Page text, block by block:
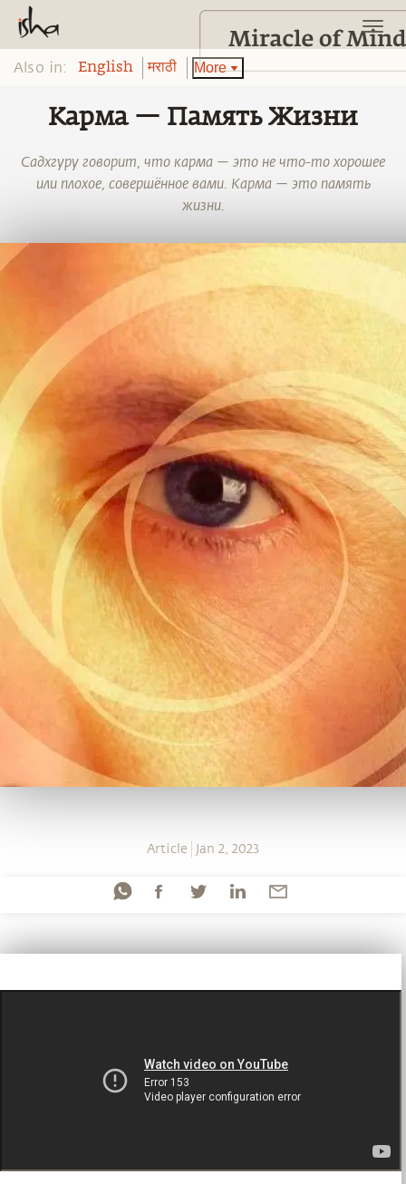
Also in: English मराठी More
Карма — Память Жизни
Садхгуру говорит, что карма — это не что-то хорошее
или плохое, совершённое вами. Карма — это память
жизни.
Article Jan 2, 2023